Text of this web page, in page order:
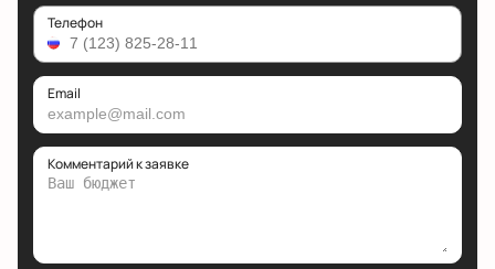
Телефон
Email
Комментарий к заявке